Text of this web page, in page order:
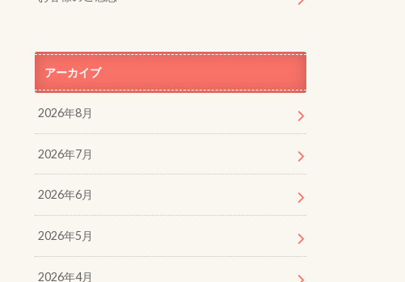
アーカイブ
2026年8月
2026年7月
2026年6月
2026年5月
2026年4月